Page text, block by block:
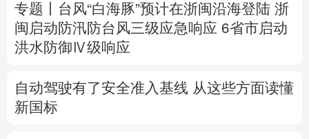
专题丨 台风“白海豚”预计在浙闽沿海登陆 浙
闽启动防汛防台风三级应急响应 6省市启动
洪水防御Ⅳ级响应
自动驾驶有了安全准入基线 从这些方面读懂
新国标